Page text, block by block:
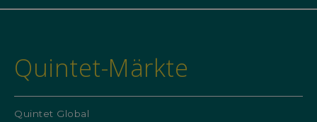
Quintet-Märkte
Quintet Global